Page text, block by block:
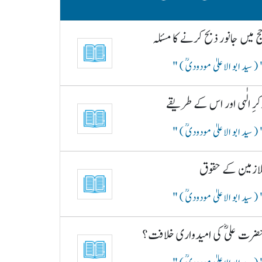
میں جانور ذبح کرنے کا مسئلہ
( سید ابو الاعلیٰ مودودیؒ )
الٰہی اور اس کے طریقے
( سید ابو الاعلیٰ مودودیؒ )
کے حقوق
( سید ابو الاعلیٰ مودودیؒ )
علیؓ کی امیدواری خلافت؟